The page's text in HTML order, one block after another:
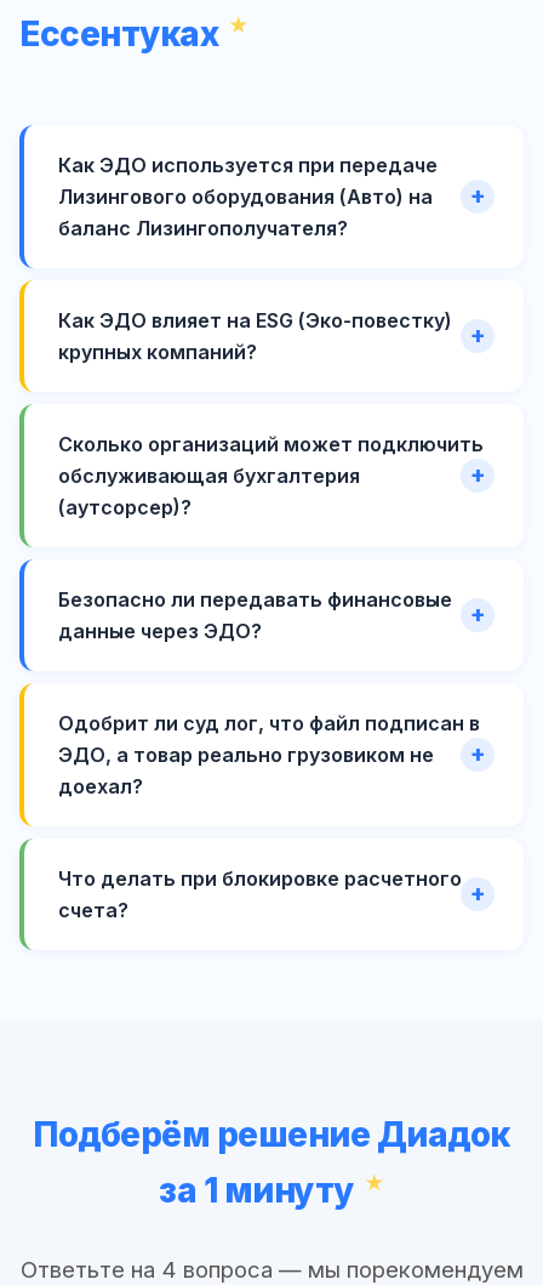
Ессентуках
Как ЭДО используется при передаче
Лизингового оборудования (Авто) на
баланс Лизингополучателя?
Как ЭДО влияет на ESG (Эко-повестку)
крупных компаний?
Сколько организаций может подключить
обслуживающая бухгалтерия
(аутсорсер)?
Безопасно ли передавать финансовые
данные через ЭДО?
Одобрит ли суд лог, что файл подписан в
ЭДО, а товар реально грузовиком не
доехал?
Что делать при блокировке расчетного
счета?
Подберём решение Диадок
за 1 минуту
Ответьте на 4 вопроса — мы порекомендуем